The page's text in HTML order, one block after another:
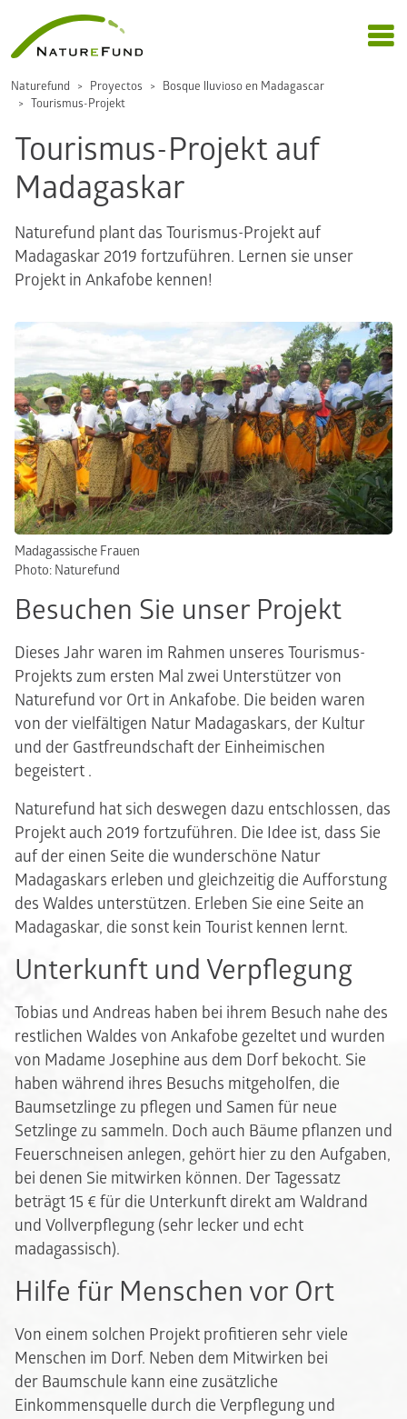
Naturefund Proyectos
Bosque lluvioso en Madagascar
Tourismus-Projekt
Tourismus-Projekt auf
Madagaskar
Madagassische Frauen
Photo: Naturefund
Naturefund plant das Tourismus-Projekt auf
Madagaskar 2019 fortzuführen. Lernen sie unser
Projekt in Ankafobe kennen!
Besuchen Sie unser Projekt
Dieses Jahr waren im Rahmen unseres Tourismus-
Projekts zum ersten Mal zwei Unterstützer von
Naturefund vor Ort in Ankafobe. Die beiden waren
von der vielfältigen Natur Madagaskars, der Kultur
und der Gastfreundschaft der Einheimischen
begeistert .
Naturefund hat sich deswegen dazu entschlossen, das
Projekt auch 2019 fortzuführen. Die Idee ist, dass Sie
auf der einen Seite die wunderschöne Natur
Madagaskars erleben und gleichzeitig die Aufforstung
des Waldes unterstützen. Erleben Sie eine Seite an
Madagaskar, die sonst kein Tourist kennen lernt.
Unterkunft und Verpflegung
Tobias und Andreas haben bei ihrem Besuch nahe des
restlichen Waldes von Ankafobe gezeltet und wurden
von Madame Josephine aus dem Dorf bekocht. Sie
haben während ihres Besuchs mitgeholfen, die
Baumsetzlinge zu pflegen und Samen für neue
Setzlinge zu sammeln. Doch auch Bäume pflanzen und
Feuerschneisen anlegen, gehört hier zu den Aufgaben,
bei denen Sie mitwirken können. Der Tagessatz
beträgt 15 € für die Unterkunft direkt am Waldrand
und Vollverpflegung (sehr lecker und echt
madagassisch).
Hilfe für Menschen vor Ort
Von einem solchen Projekt profitieren sehr viele
Menschen im Dorf. Neben dem Mitwirken bei
der Baumschule kann eine zusätzliche
Einkommensquelle durch die Verpflegung und